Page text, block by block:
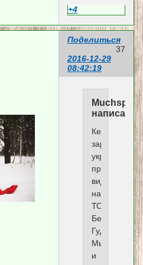
+4
Поделиться
37
2016-12-29
08:42:19
Muchspb
Кекс,
зарожение
украинством
прекрасно
видно
на
ТОФе:
Берта,
Гудвин,
Мыслитель
и